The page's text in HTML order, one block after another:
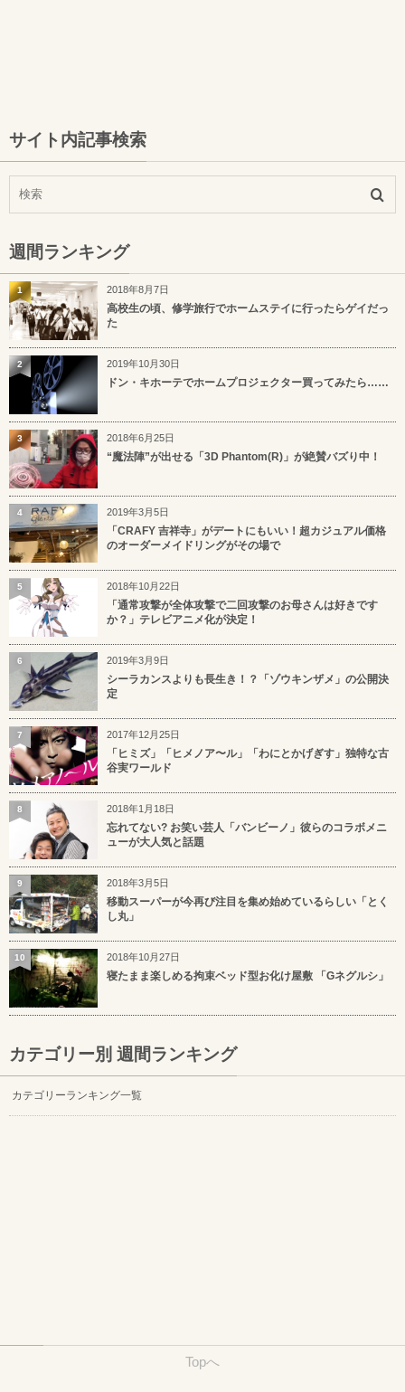
サイト内記事検索
週間ランキング
2018年8月7日
高校生の頃、修学旅行でホームステイに行ったらゲイだっ
た
1
2019年10月30日
ドン・キホーテでホームプロジェクター買ってみたら……
2
2018年6月25日
“魔法陣”が出せる「3D Phantom(R)」が絶賛バズり中！
3
2019年3月5日
「CRAFY 吉祥寺」がデートにもいい！超カジュアル価格
のオーダーメイドリングがその場で
4
2018年10月22日
「通常攻撃が全体攻撃で二回攻撃のお母さんは好きです
か？」テレビアニメ化が決定！
5
2019年3月9日
シーラカンスよりも長生き！？「ゾウキンザメ」の公開決
定
6
2017年12月25日
「ヒミズ」「ヒメノア〜ル」「わにとかげぎす」独特な古
谷実ワールド
7
2018年1月18日
忘れてない? お笑い芸人「バンビーノ」彼らのコラボメニ
ューが大人気と話題
8
2018年3月5日
移動スーパーが今再び注目を集め始めているらしい「とく
し丸」
9
2018年10月27日
寝たまま楽しめる拘束ベッド型お化け屋敷 「Gネグルシ」
10
カテゴリー別 週間ランキング
カテゴリーランキング一覧
Topへ